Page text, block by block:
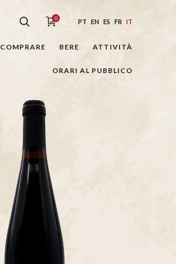
0 PT EN ES FR IT
COMPRARE BERE ATTIVITÀ
ORARI AL PUBBLICO